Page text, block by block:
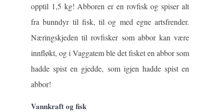
opptil 1,5 kg! Abboren er en rovfisk og spiser alt
fra bunndyr til fisk, til og med egne artsfrender.
Næringskjeden til rovfisker som abbor kan være
innfløkt, og i Vaggatem ble det fisket en abbor som
hadde spist en gjedde, som igjen hadde spist en
abbor!
Vannkraft og fisk